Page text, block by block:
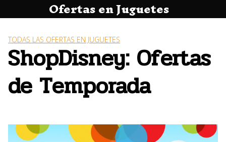
al
Ofertas en Juguetes
TODAS LAS OFERTAS EN JUGUETES
ShopDisney: Ofertas
de Temporada